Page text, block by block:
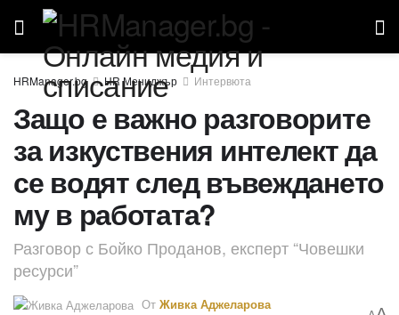
HR Мениджър Интервюта
Защо е важно разговорите
за изкуствения интелект да
се водят след въвеждането
му в работата?
Разговор с Бойко Проданов, експерт “Човешки
ресурси”
От Живка Аджеларова